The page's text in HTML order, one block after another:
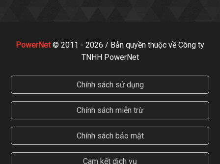
PowerNet© 2011 - 2026 / Bản quyền thuộc về Công ty
TNHH PowerNet
Chính sách sử dụng
Chính sách miễn trừ
Chính sách bảo mật
Cam kết dịch vụ